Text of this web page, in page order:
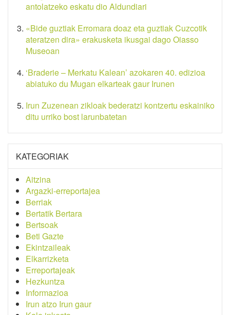
antolatzeko eskatu dio Aldundiari
«Bide guztiak Erromara doaz eta guztiak Cuzcotik
ateratzen dira» erakusketa ikusgai dago Oiasso
Museoan
‘Braderie – Merkatu Kalean’ azokaren 40. edizioa
abiatuko du Mugan elkarteak gaur Irunen
Irun Zuzenean zikloak bederatzi kontzertu eskainiko
ditu urriko bost larunbatetan
KATEGORIAK
Aitzina
Argazki-erreportajea
Berriak
Bertatik Bertara
Bertsoak
Beti Gazte
Ekintzaileak
Elkarrizketa
Erreportajeak
Hezkuntza
Informazioa
Irun atzo Irun gaur